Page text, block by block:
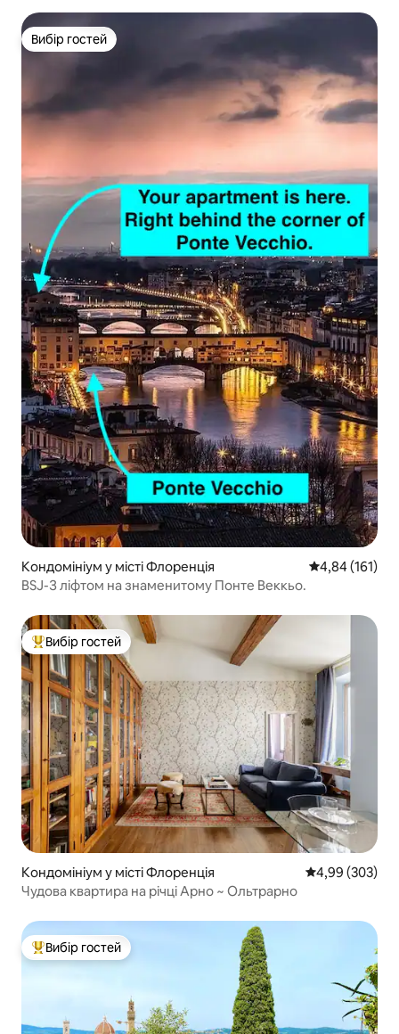
Вибір гостей
Вибір гостей
Кондомініум у місті Флоренція Середня
4,84 (161)
BSJ-З ліфтом на знаменитому Понте Веккьо.
Топ вибір гостей
Вибір гостей
Кондомініум у місті Флоренція Середня
4,99 (303)
Чудова квартира на річці Арно ~ Ольтрарно
Топ вибір гостей
Вибір гостей